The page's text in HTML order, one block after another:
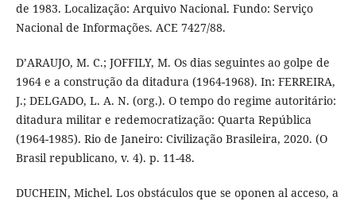
de 1983. Localização: Arquivo Nacional. Fundo: Serviço
Nacional de Informações. ACE 7427/88.
D’ARAUJO, M. C.; JOFFILY, M. Os dias seguintes ao golpe de
1964 e a construção da ditadura (1964-1968). In: FERREIRA,
J.; DELGADO, L. A. N. (org.). O tempo do regime autoritário:
ditadura militar e redemocratização: Quarta República
(1964-1985). Rio de Janeiro: Civilização Brasileira, 2020. (O
Brasil republicano, v. 4). p. 11-48.
DUCHEIN, Michel. Los obstáculos que se oponen al acceso, a